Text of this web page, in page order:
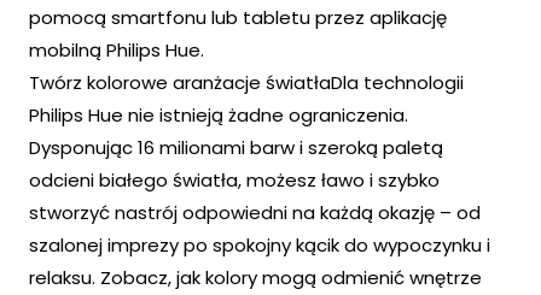
pomocą smartfonu lub tabletu przez aplikację
mobilną Philips Hue.
Twórz kolorowe aranżacje światłaDla technologii
Philips Hue nie istnieją żadne ograniczenia.
Dysponując 16 milionami barw i szeroką paletą
odcieni białego światła, możesz ławo i szybko
stworzyć nastrój odpowiedni na każdą okazję – od
szalonej imprezy po spokojny kącik do wypoczynku i
relaksu. Zobacz, jak kolory mogą odmienić wnętrze